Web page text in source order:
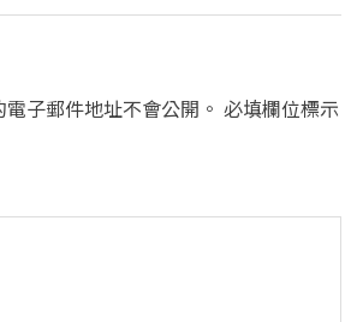
子郵件地址不會公開。 必填欄位標示